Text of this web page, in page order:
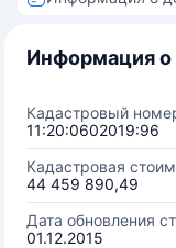
Информация
Кадастровый
11:20:0602019:96
Кадастровая
44 459 890,49
Дата обновления
01.12.2015